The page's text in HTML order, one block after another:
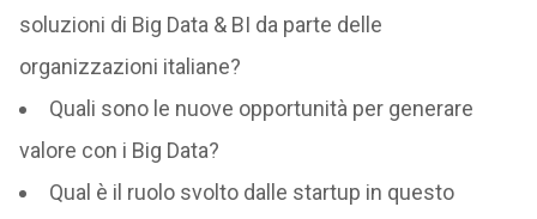
soluzioni di Big Data & BI da parte delle
organizzazioni italiane?
Quali sono le nuove opportunità per generare
valore con i Big Data?
Qual è il ruolo svolto dalle startup in questo